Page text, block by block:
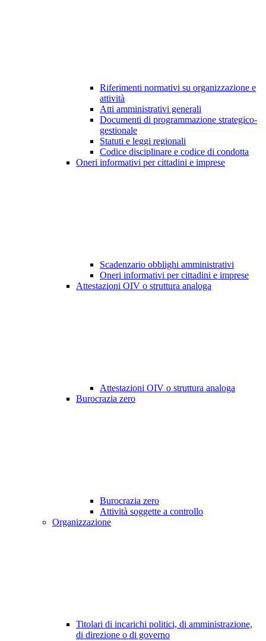
Riferimenti normativi su organizzazione e
attività
Atti amministrativi generali
Documenti di programmazione strategico-
gestionale
Statuti e leggi regionali
Codice disciplinare e codice di condotta
Oneri informativi per cittadini e imprese
Scadenzario obblighi amministrativi
Oneri informativi per cittadini e imprese
Attestazioni OIV o struttura analoga
Attestazioni OIV o struttura analoga
Burocrazia zero
Burocrazia zero
Attività soggette a controllo
Organizzazione
Titolari di incarichi politici, di amministrazione,
di direzione o di governo